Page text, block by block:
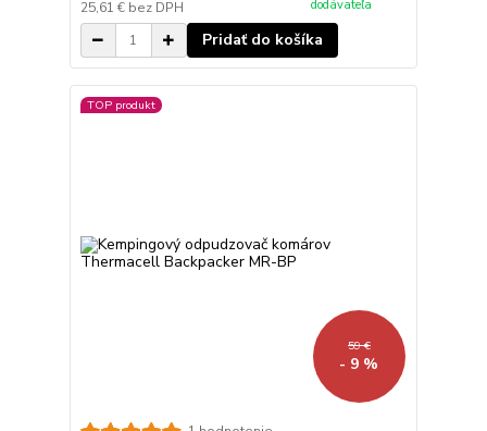
25,61 € bez DPH dodávateľa
Pridať do košíka
TOP produkt
59 €
- 9 %